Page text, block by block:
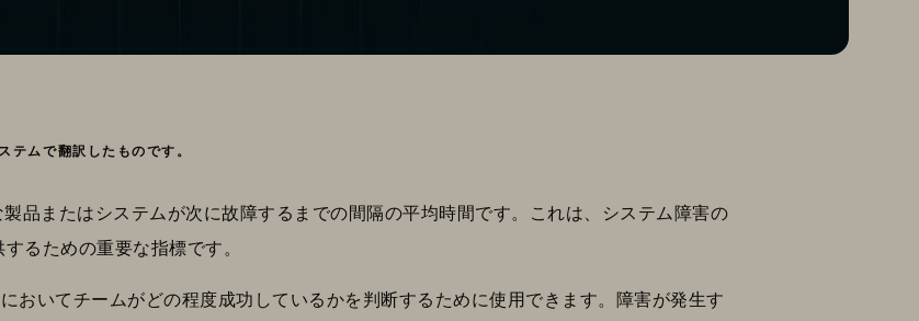
ムで翻訳したものです。
品またはシステムが次に故障するまでの間隔の平均時間です。これは、システム障害の
るための重要な指標です。
おいてチームがどの程度成功しているかを判断するために使用できます。障害が発生す